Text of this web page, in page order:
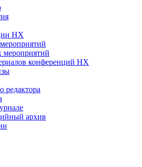
НХ
мероприятий
конференций НХ
редактора
архив